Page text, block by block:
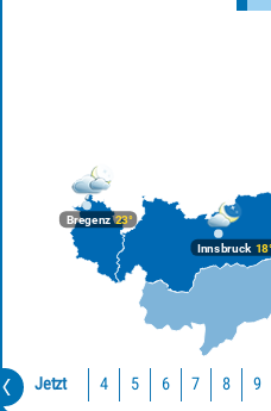
Bregenz23°
Innsbruck
Jetzt 4 5 6 7 8 9